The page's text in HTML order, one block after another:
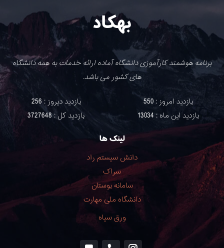
بهکاد
برنامه هوشمند کارآموزی دانشگاه آماده ارائه خدمات به همه دانشگاه
های کشور می باشد.
بازدید امروز : 550
بازدید دیروز : 256
بازدید این ماه : 13034
بازدید کل : 3727648
لینک ها
دانش سیستم راد
سراک
سامانه بوستان
دانشگاه ملی مهارت
ورق سياه